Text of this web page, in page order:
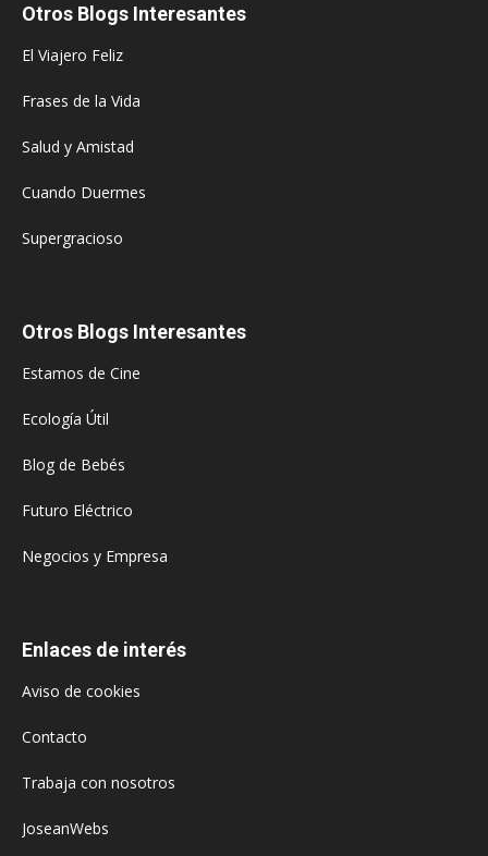
Otros Blogs Interesantes
El Viajero Feliz
Frases de la Vida
Salud y Amistad
Cuando Duermes
Supergracioso
Otros Blogs Interesantes
Estamos de Cine
Ecología Útil
Blog de Bebés
Futuro Eléctrico
Negocios y Empresa
Enlaces de interés
Aviso de cookies
Contacto
Trabaja con nosotros
JoseanWebs